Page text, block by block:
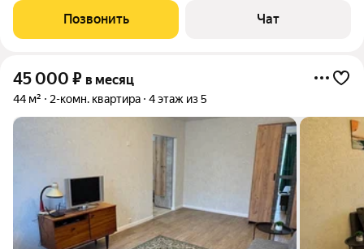
общей кухней на этаже. В комнате минимум современной
мебели - двухспальная кровать,
Позвонить Чат
45 000 ₽ в месяц
44 м² 2-комн. квартира 4 этаж из 5